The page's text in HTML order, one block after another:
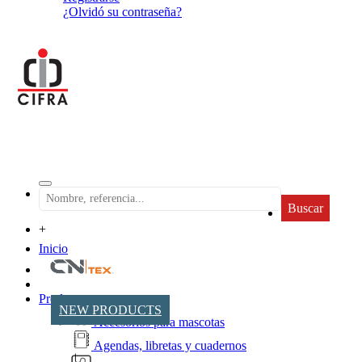
¿Olvidó su contraseña?
Buscar
+
Inicio
NEW PRODUCTS
Productos
Accesorios para mascotas
Agendas, libretas y cuadernos